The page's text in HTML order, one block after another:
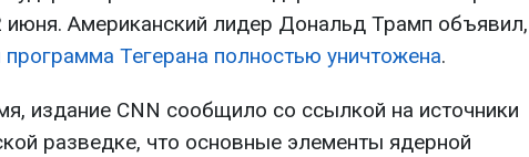
июня. Американский лидер Дональд Трамп объявил,
программа Тегерана полностью уничтожена.
издание CNN сообщило со ссылкой на источники
разведке, что основные элементы ядерной